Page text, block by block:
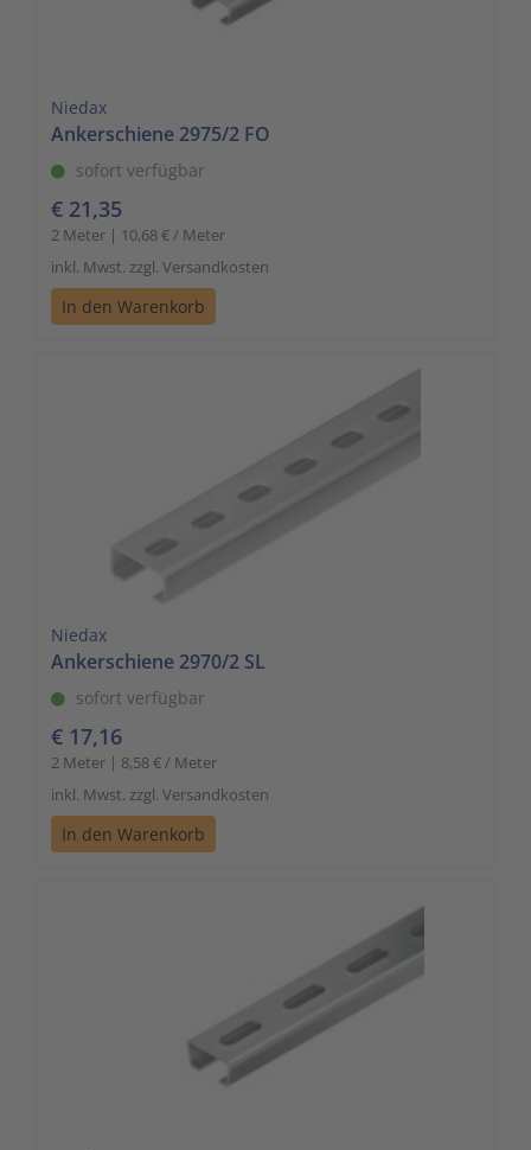
Niedax
Ankerschiene 2975/2 FO
sofort verfügbar
€ 21,35
2 Meter | 10,68 € / Meter
inkl. Mwst. zzgl. Versandkosten
In den Warenkorb
Niedax
Ankerschiene 2970/2 SL
sofort verfügbar
€ 17,16
2 Meter | 8,58 € / Meter
inkl. Mwst. zzgl. Versandkosten
In den Warenkorb